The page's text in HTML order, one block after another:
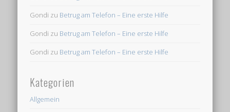
Gondi zu Betrug am Telefon – Eine erste Hilfe
Gondi zu Betrug am Telefon – Eine erste Hilfe
Gondi zu Betrug am Telefon – Eine erste Hilfe
Kategorien
Allgemein